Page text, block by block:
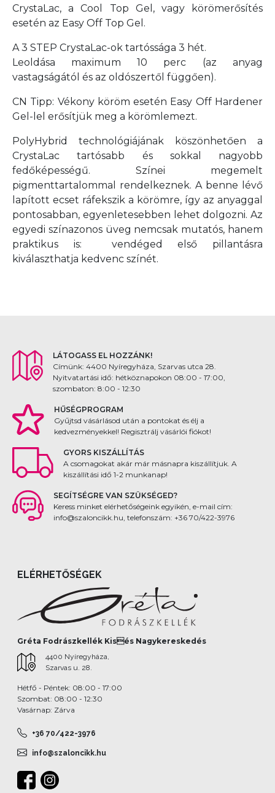
CrystaLac, a Cool Top Gel, vagy körömerősítés
esetén az Easy Off Top Gel.
A 3 STEP CrystaLac-ok tartóssága 3 hét.
Leoldása maximum 10 perc
(az anyag
vastagságától és az oldószertől függően).
CN Tipp: Vékony köröm esetén Easy Off Hardener
Gel-lel erősítjük meg a körömlemezt.
PolyHybrid technológiájának köszönhetően a
CrystaLac tartósabb és sokkal nagyobb
fedőképességű. Színei megemelt
pigmenttartalommal rendelkeznek. A benne lévő
lapított ecset ráfekszik a körömre, így az anyaggal
pontosabban, egyenletesebben lehet dolgozni. Az
egyedi színazonos üveg nemcsak mutatós, hanem
praktikus is: vendéged első pillantásra
kiválaszthatja kedvenc színét.
LÁTOGASS EL HOZZÁNK!
Címünk: 4400 Nyíregyháza, Szarvas utca 28.
Nyitvatartási idő: hétköznapokon 08:00 - 17:00,
szombaton: 8:00 - 12:30
HŰSÉGPROGRAM
Gyűjtsd vásárlásod után a pontokat és élj a
kedvezményekkel! Regisztrálj vásárlói fiókot!
GYORS KISZÁLLÍTÁS
A csomagokat akár már másnapra kiszállítjuk. A
kiszállítási idő 1-2 munkanap!
SEGÍTSÉGRE VAN SZÜKSÉGED?
Keress minket elérhetőségeink egyikén, e-mail cím:
info@szaloncikk.hu, telefonszám: +36 70/422-3976
ELÉRHETŐSÉGEK
Gréta Fodrászkellék Kisés Nagykereskedés
4400 Nyíregyháza,
Szarvas u. 28.
Hétfő - Péntek: 08:00 - 17:00
Szombat: 08:00 - 12:30
Vasárnap: Zárva
+36 70/422-3976
info@szaloncikk.hu